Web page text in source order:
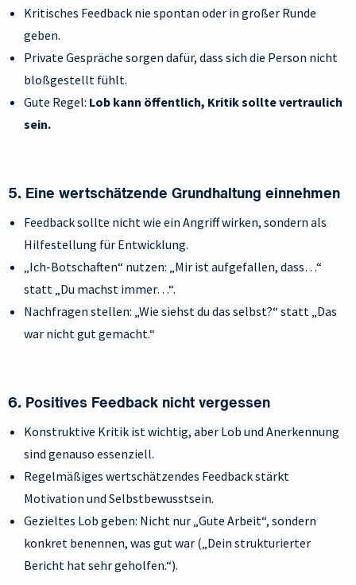
Kritisches Feedback nie spontan oder in großer Runde
geben.
Private Gespräche sorgen dafür, dass sich die Person nicht
bloßgestellt fühlt.
Gute Regel: Lob kann öffentlich, Kritik sollte vertraulich
sein.
5. Eine wertschätzende Grundhaltung einnehmen
Feedback sollte nicht wie ein Angriff wirken, sondern als
Hilfestellung für Entwicklung.
„Ich-Botschaften“ nutzen: „Mir ist aufgefallen, dass…“
statt „Du machst immer…“.
Nachfragen stellen: „Wie siehst du das selbst?“ statt „Das
war nicht gut gemacht.“
6. Positives Feedback nicht vergessen
Konstruktive Kritik ist wichtig, aber Lob und Anerkennung
sind genauso essenziell.
Regelmäßiges wertschätzendes Feedback stärkt
Motivation und Selbstbewusstsein.
Gezieltes Lob geben: Nicht nur „Gute Arbeit“, sondern
konkret benennen, was gut war („Dein strukturierter
Bericht hat sehr geholfen.“).